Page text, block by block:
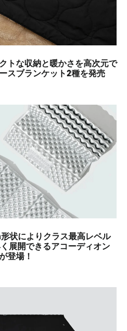
トな収納と暖かさを高次元で
スブランケット2種を発売
状によりクラス最高レベル
展開できるアコーディオン
登場！